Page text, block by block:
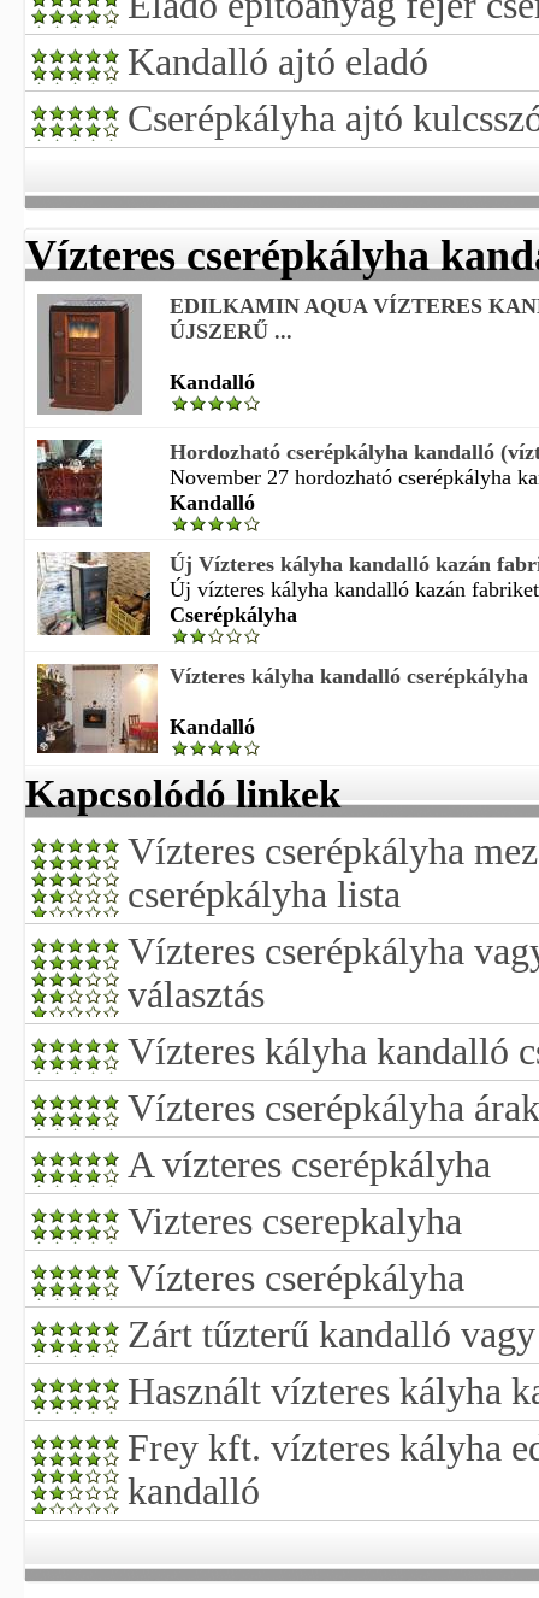
Kandalló ajtó eladó
Cserépkályha ajtó
Vízteres cserépkályha
EDILKAMIN AQUA VÍZTERES
ÚJSZERŰ ...
Kandalló
Hordozható cserépkályha kandalló
November 27 hordozható cserépkályha
Kandalló
Új Vízteres kályha kandalló kazán
Új vízteres kályha kandalló kazán
Cserépkályha
Vízteres kályha kandalló cserépkályha
Kandalló
Kapcsolódó linkek
Vízteres cserépkályha
cserépkályha lista
Vízteres cserépkályha
választás
Vízteres kályha kandalló
Vízteres cserépkályha
A vízteres cserépkályha
Vizteres cserepkalyha
Vízteres cserépkályha
Zárt tűzterű kandalló
Használt vízteres kályha
Frey kft. vízteres kályha
kandalló